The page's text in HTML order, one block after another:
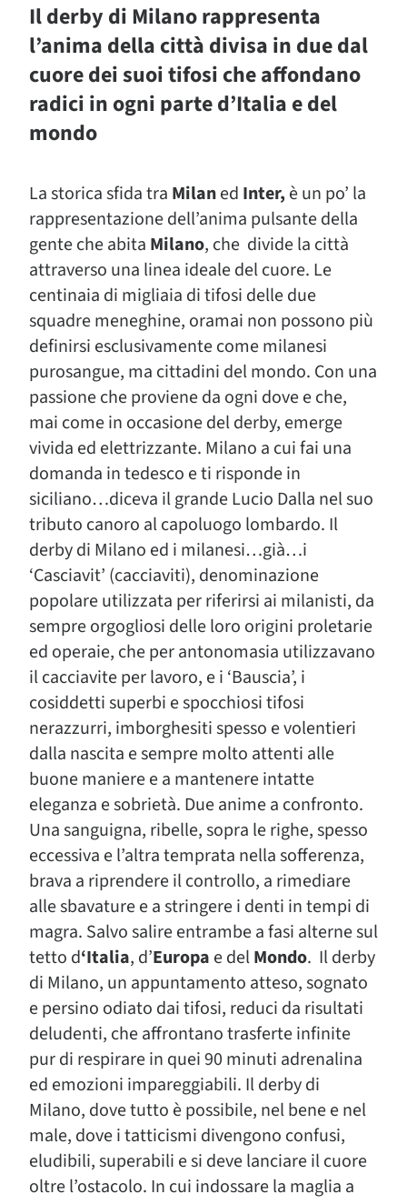
Il derby di Milano rappresenta
l’anima della città divisa in due dal
cuore dei suoi tifosi che affondano
radici in ogni parte d’Italia e del
mondo
La storica sfida tra Milaned Inter, è un po’ la
rappresentazione dell’anima pulsante della
gente che abita Milano, che divide la città
attraverso una linea ideale del cuore. Le
centinaia di migliaia di tifosi delle due
squadre meneghine, oramai non possono più
definirsi esclusivamente come milanesi
purosangue, ma cittadini del mondo. Con una
passione che proviene da ogni dove e che,
mai come in occasione del derby, emerge
vivida ed elettrizzante. Milano a cui fai una
domanda in tedesco e ti risponde in
siciliano…diceva il grande Lucio Dalla nel suo
tributo canoro al capoluogo lombardo. Il
derby di Milano ed i milanesi…già…i
‘Casciavit’ (cacciaviti), denominazione
popolare utilizzata per riferirsi ai milanisti, da
sempre orgogliosi delle loro origini proletarie
ed operaie, che per antonomasia utilizzavano
il cacciavite per lavoro, e i ‘Bauscia’, i
cosiddetti superbi e spocchiosi tifosi
nerazzurri, imborghesiti spesso e volentieri
dalla nascita e sempre molto attenti alle
buone maniere e a mantenere intatte
eleganza e sobrietà. Due anime a confronto.
Una sanguigna, ribelle, sopra le righe, spesso
eccessiva e l’altra temprata nella sofferenza,
brava a riprendere il controllo, a rimediare
alle sbavature e a stringere i denti in tempi di
magra. Salvo salire entrambe a fasi alterne sul
tetto d‘Italia, d’Europa e delMondo. Il derby
di Milano, un appuntamento atteso, sognato
e persino odiato dai tifosi, reduci da risultati
deludenti, che affrontano trasferte infinite
pur di respirare in quei 90 minuti adrenalina
ed emozioni impareggiabili. Il derby di
Milano, dove tutto è possibile, nel bene e nel
male, dove i tatticismi divengono confusi,
eludibili, superabili e si deve lanciare il cuore
oltre l’ostacolo. In cui indossare la maglia a